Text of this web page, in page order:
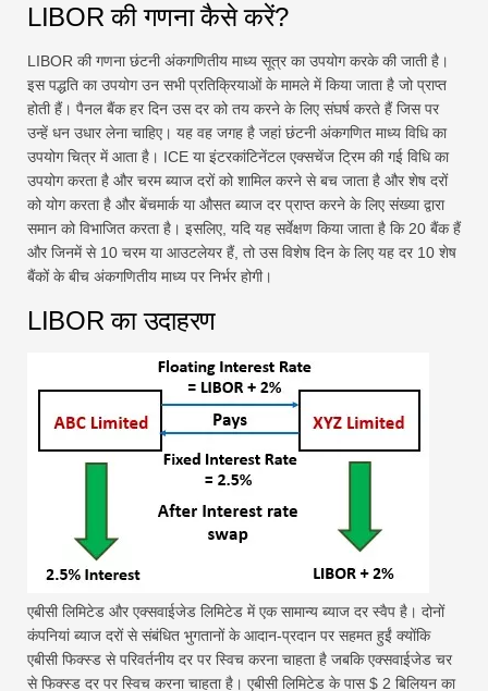
LIBOR की गणना कैसे करें?
LIBOR की गणना छंटनी अंकगणितीय माध्य सूत्र का उपयोग करके की जाती है।
इस पद्धति का उपयोग उन सभी प्रतिक्रियाओं के मामले में किया जाता है जो प्राप्त
होती हैं। पैनल बैंक हर दिन उस दर को तय करने के लिए संघर्ष करते हैं जिस पर
उन्हें धन उधार लेना चाहिए। यह वह जगह है जहां छंटनी अंकगणित माध्य विधि का
उपयोग चित्र में आता है। ICE या इंटरकांटिनेंटल एक्सचेंज ट्रिम की गई विधि का
उपयोग करता है और चरम ब्याज दरों को शामिल करने से बच जाता है और शेष दरों
को योग करता है और बेंचमार्क या औसत ब्याज दर प्राप्त करने के लिए संख्या द्वारा
समान को विभाजित करता है। इसलिए, यदि यह सर्वेक्षण किया जाता है कि 20 बैंक हैं
और जिनमें से 10 चरम या आउटलेयर हैं, तो उस विशेष दिन के लिए यह दर 10 शेष
बैंकों के बीच अंकगणितीय माध्य पर निर्भर होगी।
LIBOR का उदाहरण
एबीसी लिमिटेड और एक्सवाईजेड लिमिटेड में एक सामान्य ब्याज दर स्वैप है। दोनों
कंपनियां ब्याज दरों से संबंधित भुगतानों के आदान-प्रदान पर सहमत हुईं क्योंकि
एबीसी फिक्स्ड से परिवर्तनीय दर पर स्विच करना चाहता है जबकि एक्सवाईजेड चर
से फिक्स्ड दर पर स्विच करना चाहता है। एबीसी लिमिटेड के पास $ 2 बिलियन का